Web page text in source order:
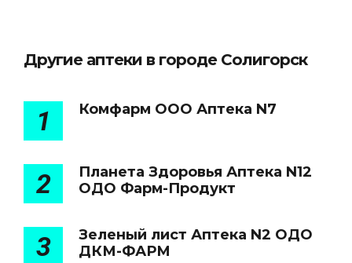
Другие аптеки в городе Солигорск
1 Комфарм ООО Аптека N7
2
Планета Здоровья Аптека N12
ОДО Фарм-Продукт
3
Зеленый лист Аптека N2 ОДО
ДКМ-ФАРМ